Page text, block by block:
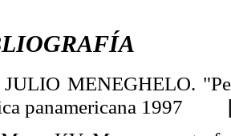
MENEGHELO.
panamericana 1997